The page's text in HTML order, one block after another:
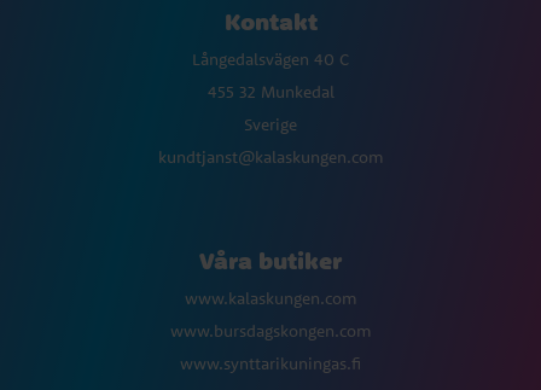
Kontakt
Långedalsvägen 40 C
455 32 Munkedal
Sverige
kundtjanst@kalaskungen.com
Våra butiker
www.kalaskungen.com
www.bursdagskongen.com
www.synttarikuningas.fi